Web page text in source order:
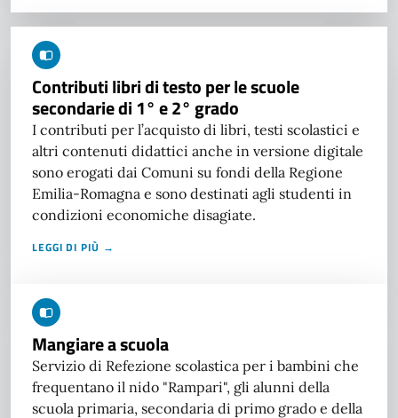
Contributi libri di testo per le scuole
secondarie di 1° e 2° grado
I contributi per l’acquisto di libri, testi scolastici e
altri contenuti didattici anche in versione digitale
sono erogati dai Comuni su fondi della Regione
Emilia-Romagna e sono destinati agli studenti in
condizioni economiche disagiate.
LEGGI DI PIÙ →
Mangiare a scuola
Servizio di Refezione scolastica per i bambini che
frequentano il nido "Rampari", gli alunni della
scuola primaria, secondaria di primo grado e della